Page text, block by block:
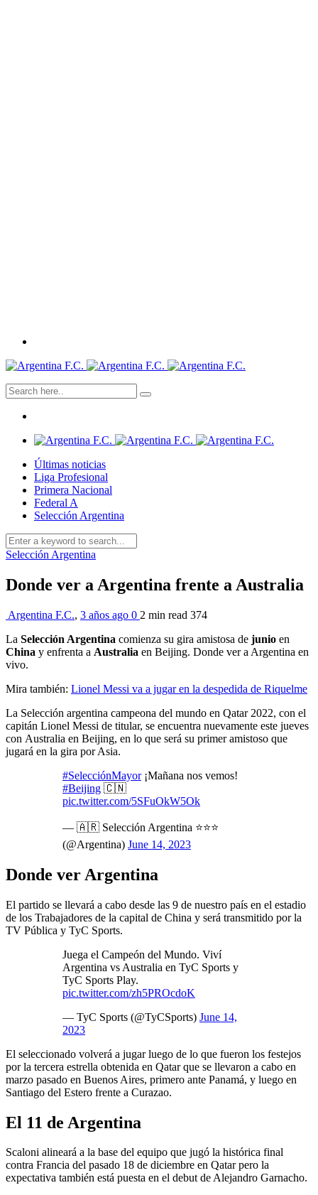
Últimas noticias
Liga Profesional
Primera Nacional
Federal A
Selección Argentina
Selección Argentina
Donde ver a Argentina frente a Australia
Argentina F.C., 3 años ago 0 2 min read 374
La Selección Argentina comienza su gira amistosa de junio en
China y enfrenta a Australia en Beijing. Donde ver a Argentina en
vivo.
Mira también: Lionel Messi va a jugar en la despedida de Riquelme
La Selección argentina campeona del mundo en Qatar 2022, con el
capitán Lionel Messi de titular, se encuentra nuevamente este jueves
con Australia en Beijing, en lo que será su primer amistoso que
jugará en la gira por Asia.
#SelecciónMayor¡Mañana nos vemos!
#Beijing 🇨🇳
pic.twitter.com/5SFuOkW5Ok
— 🇦🇷 Selección Argentina ⭐⭐⭐
(@Argentina) June 14, 2023
Donde ver Argentina
El partido se llevará a cabo desde las 9 de nuestro país en el estadio
de los Trabajadores de la capital de China y será transmitido por la
TV Pública y TyC Sports.
Juega el Campeón del Mundo. Viví
Argentina vs Australia en TyC Sports y
TyC Sports Play.
pic.twitter.com/zh5PROcdoK
— TyC Sports (@TyCSports) June 14,
2023
El seleccionado volverá a jugar luego de lo que fueron los festejos
por la tercera estrella obtenida en Qatar que se llevaron a cabo en
marzo pasado en Buenos Aires, primero ante Panamá, y luego en
Santiago del Estero frente a Curazao.
El 11 de Argentina
Scaloni alineará a la base del equipo que jugó la histórica final
contra Francia del pasado 18 de diciembre en Qatar pero la
expectativa también está puesta en el debut de Alejandro Garnacho.